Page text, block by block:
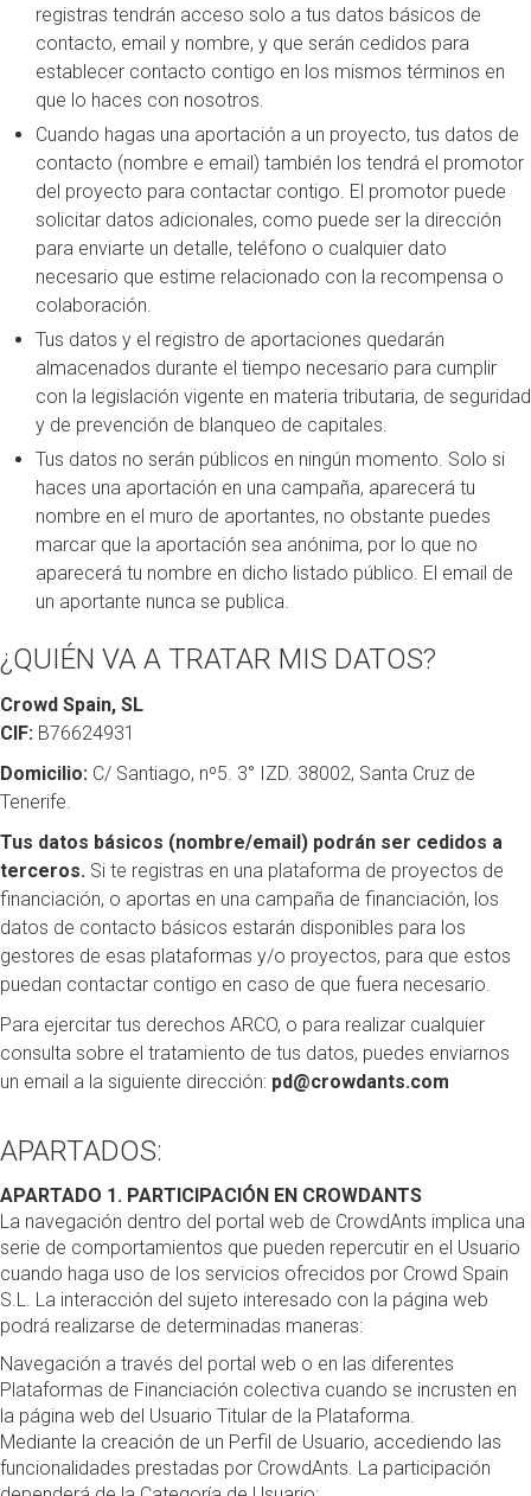
registras tendrán acceso solo a tus datos básicos de
contacto, email y nombre, y que serán cedidos para
establecer contacto contigo en los mismos términos en
que lo haces con nosotros.
Cuando hagas una aportación a un proyecto, tus datos de
contacto (nombre e email) también los tendrá el promotor
del proyecto para contactar contigo. El promotor puede
solicitar datos adicionales, como puede ser la dirección
para enviarte un detalle, teléfono o cualquier dato
necesario que estime relacionado con la recompensa o
colaboración.
Tus datos y el registro de aportaciones quedarán
almacenados durante el tiempo necesario para cumplir
con la legislación vigente en materia tributaria, de seguridad
y de prevención de blanqueo de capitales.
Tus datos no serán públicos en ningún momento. Solo si
haces una aportación en una campaña, aparecerá tu
nombre en el muro de aportantes, no obstante puedes
marcar que la aportación sea anónima, por lo que no
aparecerá tu nombre en dicho listado público. El email de
un aportante nunca se publica.
¿QUIÉN VA A TRATAR MIS DATOS?
Crowd Spain, SL
CIF: B76624931
Domicilio: C/ Santiago, nº5. 3° IZD. 38002, Santa Cruz de
Tenerife.
Tus datos básicos (nombre/email) podrán ser cedidos a
terceros. Si te registras en una plataforma de proyectos de
financiación, o aportas en una campaña de financiación, los
datos de contacto básicos estarán disponibles para los
gestores de esas plataformas y/o proyectos, para que estos
puedan contactar contigo en caso de que fuera necesario.
Para ejercitar tus derechos ARCO, o para realizar cualquier
consulta sobre el tratamiento de tus datos, puedes enviarnos
un email a la siguiente dirección: pd@crowdants.com
APARTADOS:
APARTADO 1. PARTICIPACIÓN EN CROWDANTS
La navegación dentro del portal web de CrowdAnts implica una
serie de comportamientos que pueden repercutir en el Usuario
cuando haga uso de los servicios ofrecidos por Crowd Spain
S.L. La interacción del sujeto interesado con la página web
podrá realizarse de determinadas maneras:
Navegación a través del portal web o en las diferentes
Plataformas de Financiación colectiva cuando se incrusten en
la página web del Usuario Titular de la Plataforma.
Mediante la creación de un Perfil de Usuario, accediendo las
funcionalidades prestadas por CrowdAnts. La participación